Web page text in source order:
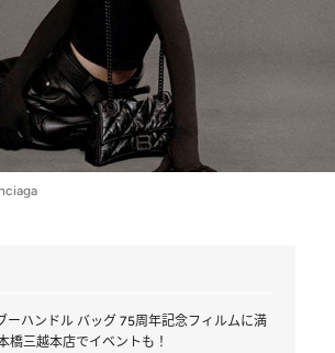
ーハンドル バッグ 75周年記念フィルムに満
橋三越本店でイベントも！